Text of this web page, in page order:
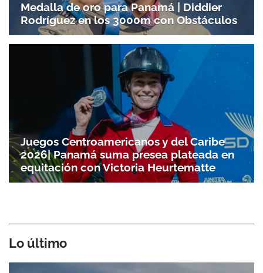
Medalla de oro para Panamá | Diddier
Rodríguez en los 3000m con Obstáculos
Juegos Centroamericanos y del Caribe
2026| Panamá suma presea plateada en
equitación con Victoria Heurtematte
Lo último